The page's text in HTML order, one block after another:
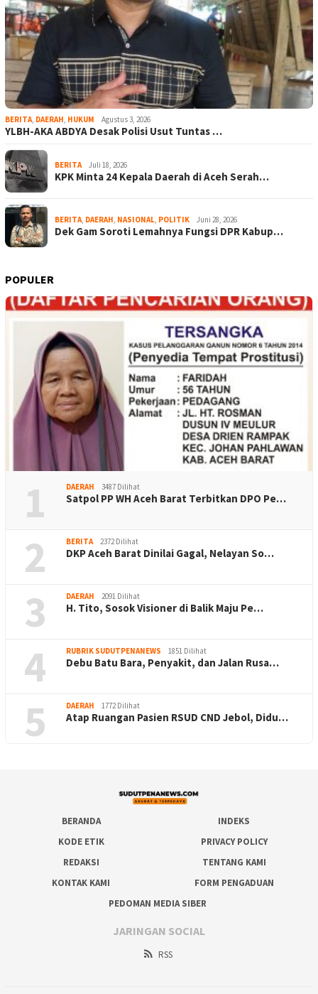
BERITA, DAERAH, HUKUM Agustus 3, 2026
YLBH-AKA ABDYA Desak Polisi Usut Tuntas …
BERITA Juli 18, 2026
KPK Minta 24 Kepala Daerah di Aceh Serah…
BERITA, DAERAH, NASIONAL, POLITIK Juni 28, 2026
Dek Gam Soroti Lemahnya Fungsi DPR Kabup…
POPULER
1 DAERAH 3487 Dilihat
Satpol PP WH Aceh Barat Terbitkan DPO Pe…
2 BERITA 2372 Dilihat
DKP Aceh Barat Dinilai Gagal, Nelayan So…
3 DAERAH 2091 Dilihat
H. Tito, Sosok Visioner di Balik Maju Pe…
4 RUBRIK SUDUTPENANEWS 1851 Dilihat
Debu Batu Bara, Penyakit, dan Jalan Rusa…
5 DAERAH 1772 Dilihat
Atap Ruangan Pasien RSUD CND Jebol, Didu…
BERANDA
INDEKS
KODE ETIK
PRIVACY POLICY
REDAKSI
TENTANG KAMI
KONTAK KAMI
FORM PENGADUAN
PEDOMAN MEDIA SIBER
JARINGAN SOCIAL
RSS